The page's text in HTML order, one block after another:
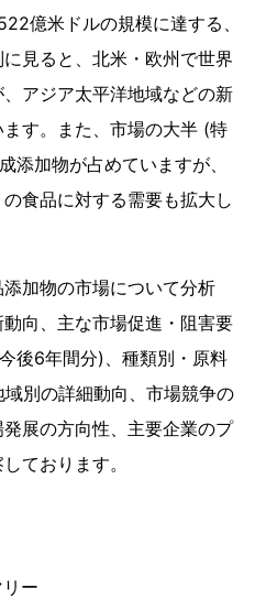
億米ドルの規模に達する、
見ると、北米・欧州で世界
アジア太平洋地域などの新
す。また、市場の大半 (特
添加物が占めていますが、
食品に対する需要も拡大し
加物の市場について分析
向、主な市場促進・阻害要
後6年間分)、種類別・原料
別の詳細動向、市場競争の
展の方向性、主要企業のプ
ております。
ー